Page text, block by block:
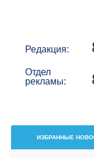
Редакция:
Отдел
рекламы:
ИЗБРАННЫЕ